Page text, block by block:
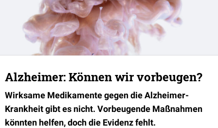
Alzheimer: Können wir vorbeugen?
Wirksame Medikamente gegen die Alzheimer-
Krankheit gibt es nicht. Vorbeugende Maßnahmen
könnten helfen, doch die Evidenz fehlt.